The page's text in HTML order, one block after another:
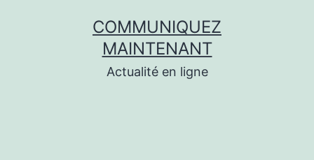
COMMUNIQUEZ
MAINTENANT
Actualité en ligne